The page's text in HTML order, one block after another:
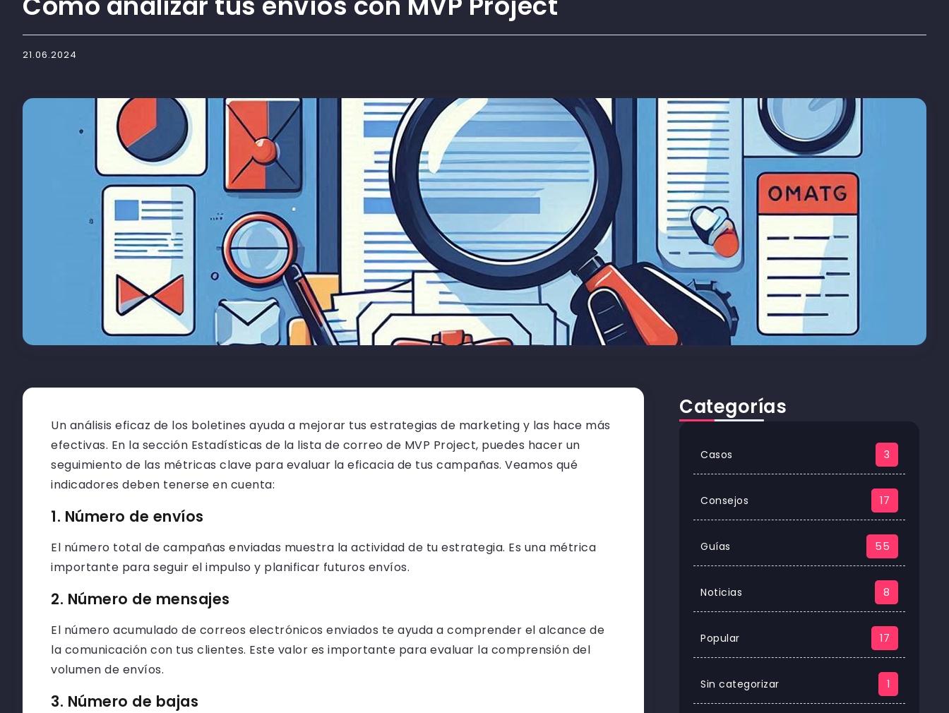
21.06.2024
Un análisis eficaz de los boletines ayuda a mejorar tus estrategias de marketing y las hace más
efectivas. En la sección Estadísticas de la lista de correo de MVP Project, puedes hacer un
seguimiento de las métricas clave para evaluar la eficacia de tus campañas. Veamos qué
indicadores deben tenerse en cuenta:
1. Número de envíos
El número total de campañas enviadas muestra la actividad de tu estrategia. Es una métrica
importante para seguir el impulso y planificar futuros envíos.
2. Número de mensajes
El número acumulado de correos electrónicos enviados te ayuda a comprender el alcance de
la comunicación con tus clientes. Este valor es importante para evaluar la comprensión del
volumen de envíos.
3. Número de bajas
Categorías
Casos 3
Consejos 17
Guías 55
Noticias 8
Popular 17
Sin categorizar 1